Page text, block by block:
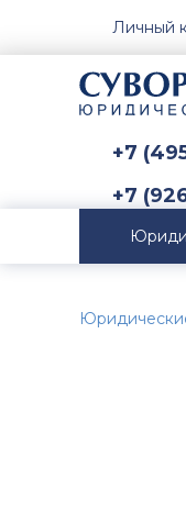
Личный
+7
+7